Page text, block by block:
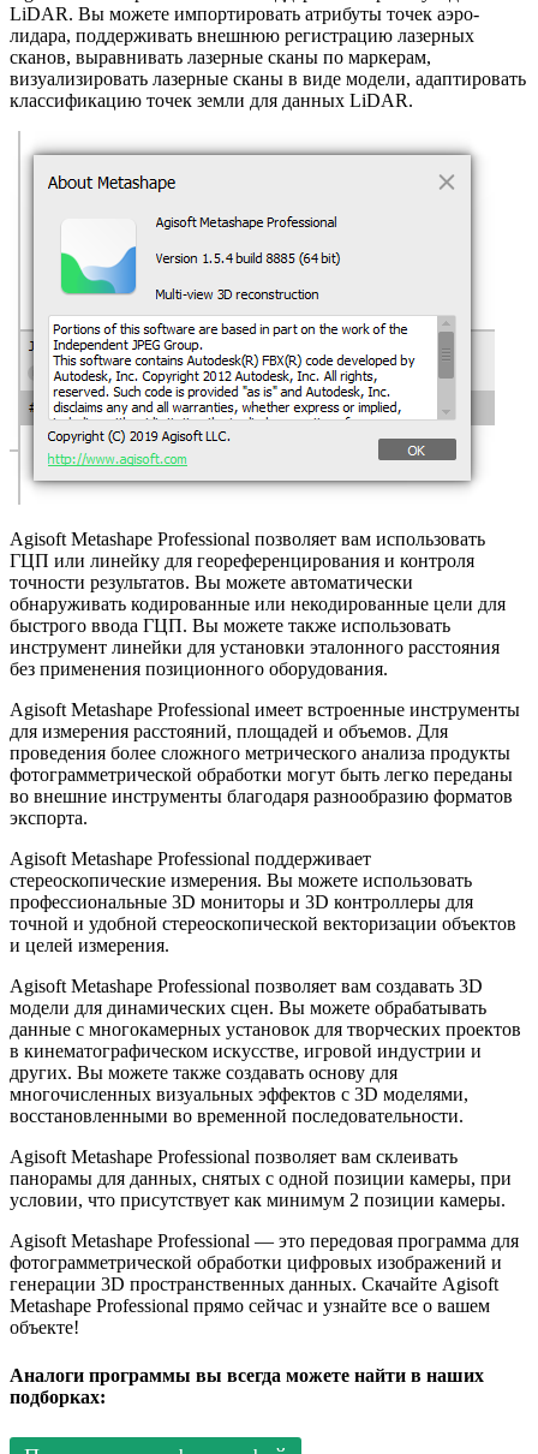
LiDAR. Вы можете импортировать атрибуты точек аэро-
лидара, поддерживать внешнюю регистрацию лазерных
сканов, выравнивать лазерные сканы по маркерам,
визуализировать лазерные сканы в виде модели, адаптировать
классификацию точек земли для данных LiDAR.
Agisoft Metashape Professional позволяет вам использовать
ГЦП или линейку для геореференцирования и контроля
точности результатов. Вы можете автоматически
обнаруживать кодированные или некодированные цели для
быстрого ввода ГЦП. Вы можете также использовать
инструмент линейки для установки эталонного расстояния
без применения позиционного оборудования.
Agisoft Metashape Professional имеет встроенные инструменты
для измерения расстояний, площадей и объемов. Для
проведения более сложного метрического анализа продукты
фотограмметрической обработки могут быть легко переданы
во внешние инструменты благодаря разнообразию форматов
экспорта.
Agisoft Metashape Professional поддерживает
стереоскопические измерения. Вы можете использовать
профессиональные 3D мониторы и 3D контроллеры для
точной и удобной стереоскопической векторизации объектов
и целей измерения.
Agisoft Metashape Professional позволяет вам создавать 3D
модели для динамических сцен. Вы можете обрабатывать
данные с многокамерных установок для творческих проектов
в кинематографическом искусстве, игровой индустрии и
других. Вы можете также создавать основу для
многочисленных визуальных эффектов с 3D моделями,
восстановленными во временной последовательности.
Agisoft Metashape Professional позволяет вам склеивать
панорамы для данных, снятых с одной позиции камеры, при
условии, что присутствует как минимум 2 позиции камеры.
Agisoft Metashape Professional — это передовая программа для
фотограмметрической обработки цифровых изображений и
генерации 3D пространственных данных. Скачайте Agisoft
Metashape Professional прямо сейчас и узнайте все о вашем
объекте!
Аналоги программы вы всегда можете найти в наших
подборках: